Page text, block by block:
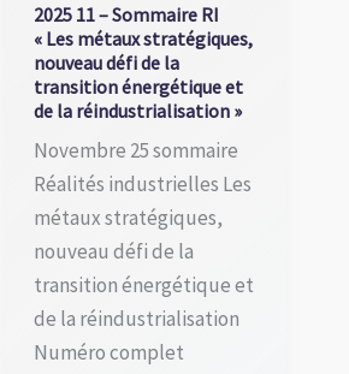
2025 11 – Sommaire RI
« Les métaux stratégiques,
nouveau défi de la
transition énergétique et
de la réindustrialisation »
Novembre 25 sommaire
Réalités industrielles Les
métaux stratégiques,
nouveau défi de la
transition énergétique et
de la réindustrialisation
Numéro complet